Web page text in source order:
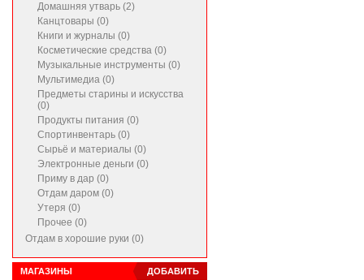
Домашняя утварь (2)
Канцтовары (0)
Книги и журналы (0)
Косметические средства (0)
Музыкальные инструменты (0)
Мультимедиа (0)
Предметы старины и искусства
(0)
Продукты питания (0)
Спортинвентарь (0)
Сырьё и материалы (0)
Электронные деньги (0)
Приму в дар (0)
Отдам даром (0)
Утеря (0)
Прочее (0)
Отдам в хорошие руки (0)
ДОБАВИТЬ
МАГАЗИНЫ